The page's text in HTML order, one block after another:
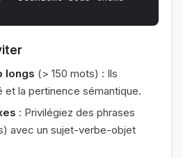
longs (> 150 mots) : Ils
et la pertinence sémantique.
: Privilégiez des phrases
avec un sujet-verbe-objet